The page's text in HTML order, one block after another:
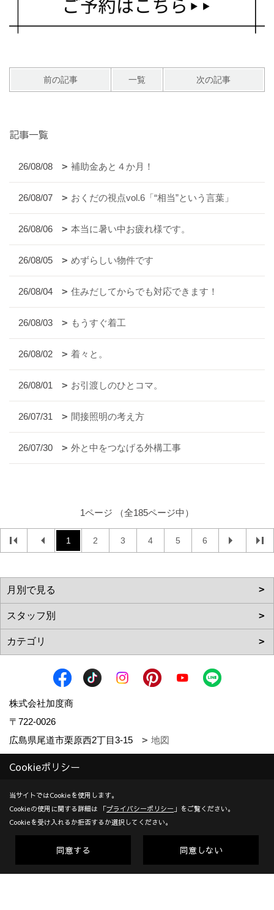
前の記事 一覧 次の記事
記事一覧
26/08/08 補助金あと４か月！
26/08/07 おくだの視点vol.6「“相当”という言葉」
26/08/06 本当に暑い中お疲れ様です。
26/08/05 めずらしい物件です
26/08/04 住みだしてからでも対応できます！
26/08/03 もうすぐ着工
26/08/02 着々と。
26/08/01 お引渡しのひとコマ。
26/07/31 間接照明の考え方
26/07/30 外と中をつなげる外構工事
1ページ （全185ページ中）
1 2 3 4 5 6
株式会社加度商
〒722-0026
広島県尾道市栗原西2丁目3-15
地図
＜定休日＞年末年始、GW、夏期他
対応エリア：尾道市 | 福山市 | 三原市
建設業許可（一般） 広島県知事(般-7)第14546号 | 宅地建物取
Cookieポリシー
当サイトではCookieを使用します。
Cookieの使用に関する詳細は 「プライバシーポリシー 」をご覧ください。
Cookieを受け入れるか拒否するか選択してください。
同意する 同意しない